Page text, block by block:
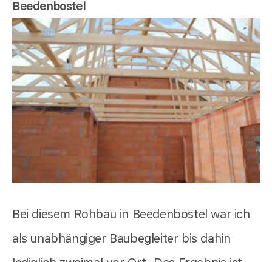
Beedenbostel
Bei diesem Rohbau in Beedenbostel war ich
als unabhängiger Baubegleiter bis dahin